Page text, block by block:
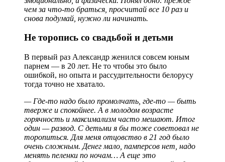
чем за что-то браться, просчитай все 10 раз и
снова подумай, нужно ли начинать.
Не торопись со свадьбой и детьми
В первый раз Александр женился совсем юным
парнем — в 20 лет. Не то чтобы это было
ошибкой, но опыта и рассудительности белорусу
тогда точно не хватало.
— Где-то надо было промолчать, где-то — быть
тверже и спокойнее. А в молодом возрасте
горячность и максимализм часто мешают. Итог
один — развод. С детьми я бы тоже советовал не
торопиться. Для меня отцовство в 21 год было
очень сложным. Денег мало, памперсов нет, надо
менять пеленки по ночам… А еще это